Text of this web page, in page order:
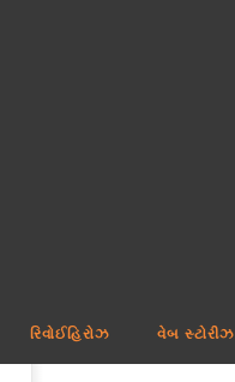
રિવોઈહિરોઝ વેબ સ્ટોરીઝ